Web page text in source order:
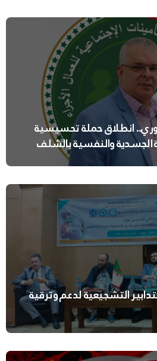
انطلاق حملة تحسيسية
الجسدية والنفسية بالشلف
التشجيعية لدعم وترقية